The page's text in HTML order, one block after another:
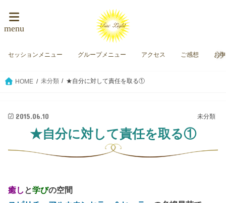
menu
セッションメニュー グループメニュー アクセス ご感想 お
HOME 未分類 ★自分に対して責任を取る①
未分類
2015.06.10
★自分に対して責任を取る①
癒し と学びの空間